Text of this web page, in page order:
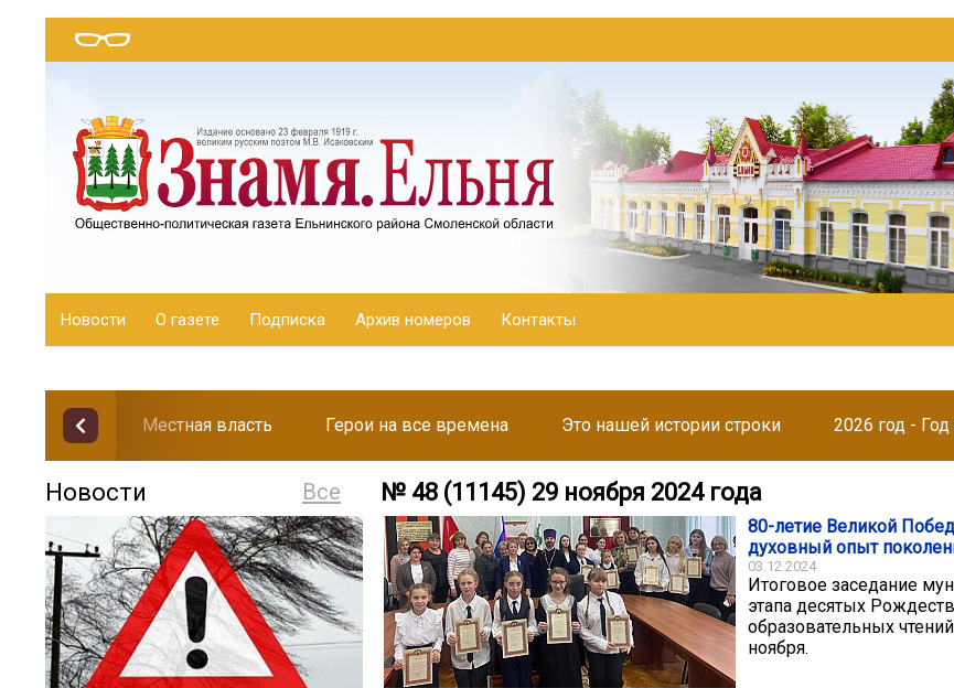
Новости О газете Подписка Архив номеров Контакты
Местная власть Герои на все времена Это нашей истории строки 2026 год -
Все
Новости № 48 (11145) 29 ноября 2024 года
80-летие Великой
духовный опыт
03.12.2024
Итоговое заседание
этапа десятых
образовательных
ноября.